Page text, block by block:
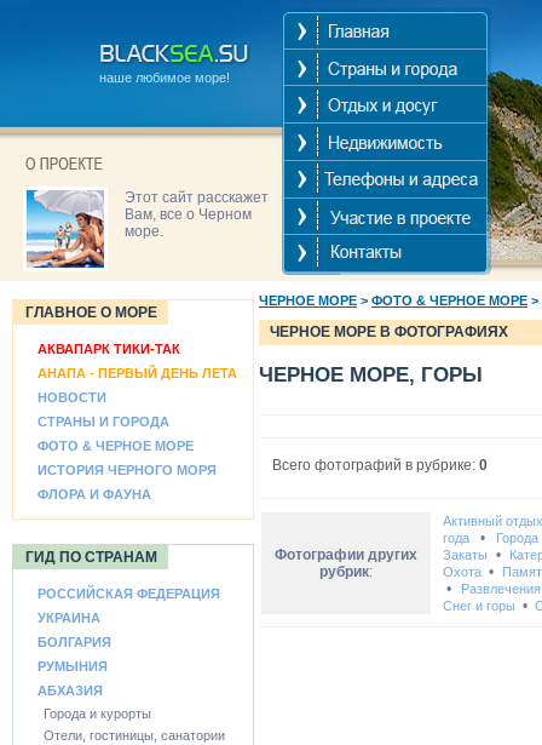
наше любимое море!
Этот сайт расскажет
Вам, все о Черном
море.
ГЛАВНОЕ О МОРЕ
АКВАПАРК ТИКИ-ТАК
АНАПА - ПЕРВЫЙ ДЕНЬ ЛЕТА
НОВОСТИ
СТРАНЫ И ГОРОДА
ФОТО & ЧЕРНОЕ МОРЕ
ИСТОРИЯ ЧЕРНОГО МОРЯ
ФЛОРА И ФАУНА
ГИД ПО СТРАНАМ
РОССИЙСКАЯ ФЕДЕРАЦИЯ
УКРАИНА
БОЛГАРИЯ
РУМЫНИЯ
АБХАЗИЯ
Города и курорты
Отели, гостиницы, санатории
ЧЕРНОЕ МОРЕ > ФОТО & ЧЕРНОЕ МОРЕ >
ЧЕРНОЕ МОРЕ В ФОТОГРАФИЯХ
ЧЕРНОЕ МОРЕ, ГОРЫ
Всего фотографий в рубрике: 0
Фотографии других
рубрик:
Активный отдых
года•
Закаты
•
Охота•
• Развлечения
Снег и горы •